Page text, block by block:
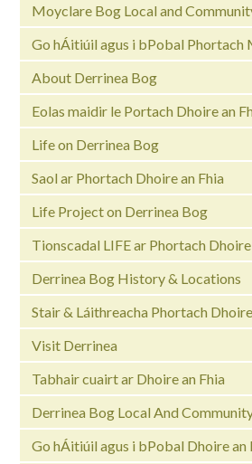
Moyclare Bog Local and
Go hÁitiúil agus i bPobal Phortach
About Derrinea Bog
Eolas maidir le Portach Dhoire an
Life on Derrinea Bog
Saol ar Phortach Dhoire an Fhia
Life Project on Derrinea Bog
Tionscadal LIFE ar Phortach Dhoire
Derrinea Bog History & Locations
Stair & Láithreacha Phortach
Visit Derrinea
Tabhair cuairt ar Dhoire an Fhia
Derrinea Bog Local And
Go hÁitiúil agus i bPobal Dhoire an